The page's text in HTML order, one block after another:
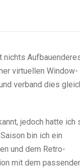
virtuellen Window-
verband dies
jedoch hatte ich
bin ich ein
und dem Retro-
mit dem